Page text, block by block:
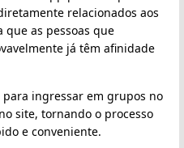
relacionados aos
que as pessoas que
já têm afinidade
para ingressar em grupos no
site, tornando o processo
e conveniente.